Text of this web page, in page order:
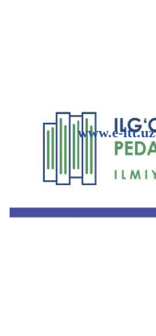
www.e-itt.uz